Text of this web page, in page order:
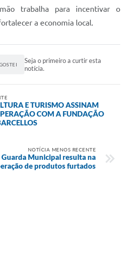
trabalha para incentivar o
a economia local.
Seja o primeiro a curtir esta
notícia.
E TURISMO ASSINAM
COM A FUNDAÇÃO
NOTÍCIA MENOS RECENTE
Municipal resulta na
de produtos furtados